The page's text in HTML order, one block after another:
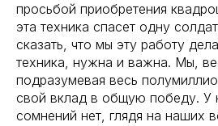
просьбой приобретения
эта техника спасет одну
сказать, что мы эту работу
техника, нужна и важна. Мы,
подразумевая весь
свой вклад в общую победу. У
сомнений нет, глядя на наших